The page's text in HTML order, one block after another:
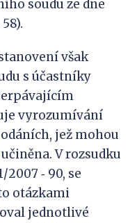
soudu ze dne
však
s účastníky
vyrozumívání
jež mohou
V rozsudku
2007 ‑ 90, se
otázkami
jednotlivé